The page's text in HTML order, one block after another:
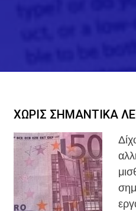
ΧΩΡΙΣ ΣΗΜΑΝΤΙΚΑ